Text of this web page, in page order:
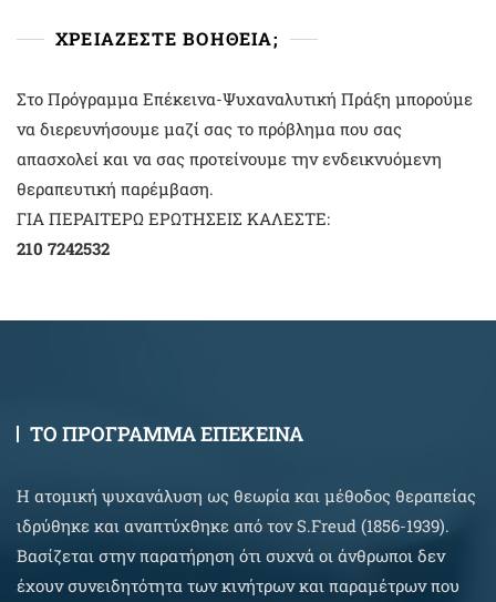
ΧΡΕΙΑΖΕΣΤΕ ΒΟΗΘΕΙΑ;
Στο Πρόγραμμα Επέκεινα-Ψυχαναλυτική Πράξη μπορούμε
να διερευνήσουμε μαζί σας το πρόβλημα που σας
απασχολεί και να σας προτείνουμε την ενδεικνυόμενη
θεραπευτική παρέμβαση.
ΓΙΑ ΠΕΡΑΙΤΕΡΩ ΕΡΩΤΗΣΕΙΣ ΚΑΛΕΣΤΕ:
210 7242532
ΤΟ ΠΡΟΓΡΑΜΜΑ ΕΠΕΚΕΙΝΑ
Η ατομική ψυχανάλυση ως θεωρία και μέθοδος θεραπείας
ιδρύθηκε και αναπτύχθηκε από τον S.Freud (1856-1939).
Βασίζεται στην παρατήρηση ότι συχνά οι άνθρωποι δεν
έχουν συνειδητότητα των κινήτρων και παραμέτρων που